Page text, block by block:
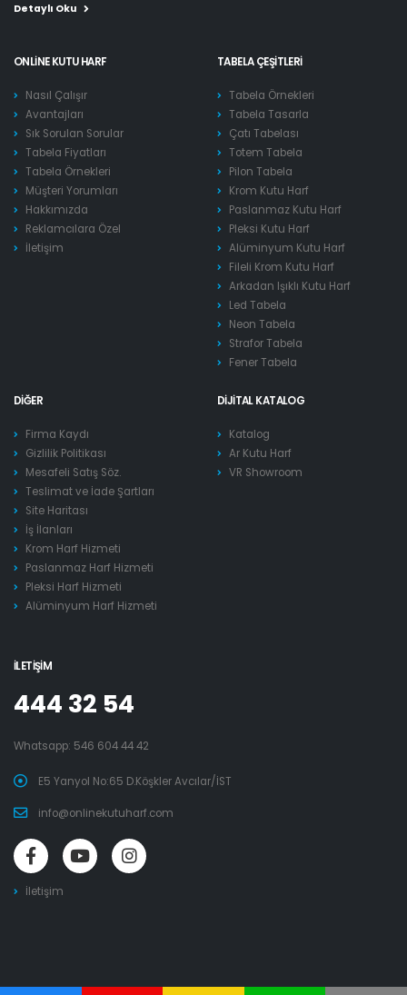
Detaylı Oku
ONLINE KUTU HARF
Nasıl Çalışır
Avantajları
Sık Sorulan Sorular
Tabela Fiyatları
Tabela Örnekleri
Müşteri Yorumları
Hakkımızda
Reklamcılara Özel
İletişim
TABELA ÇEŞITLERI
Tabela Örnekleri
Tabela Tasarla
Çatı Tabelası
Totem Tabela
Pilon Tabela
Krom Kutu Harf
Paslanmaz Kutu Harf
Pleksi Kutu Harf
Alüminyum Kutu Harf
Fileli Krom Kutu Harf
Arkadan Işıklı Kutu Harf
Led Tabela
Neon Tabela
Strafor Tabela
Fener Tabela
DIĞER
Firma Kaydı
Gizlilik Politikası
Mesafeli Satış Söz.
Teslimat ve İade Şartları
Site Haritası
İş İlanları
Krom Harf Hizmeti
Paslanmaz Harf Hizmeti
Pleksi Harf Hizmeti
Alüminyum Harf Hizmeti
DIJITAL KATALOG
Katalog
Ar Kutu Harf
VR Showroom
İLETIŞIM
444 32 54
Whatsapp: 546 604 44 42
E5 Yanyol No:65 D.Köşkler Avcılar/İST
info@onlinekutuharf.com
İletişim